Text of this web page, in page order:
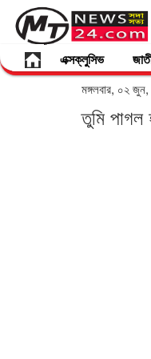
এক্সক্লুসিভ
মঙ্গলবার, ০২
তুমি পাগল